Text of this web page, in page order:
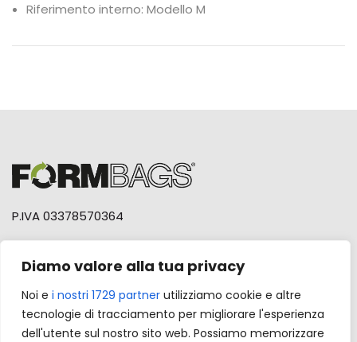
Diamo valore alla tua privacy
Noi e i nostri 1729 partner utilizziamo cookie e altre
tecnologie di tracciamento per migliorare l'esperienza
dell'utente sul nostro sito web. Possiamo memorizzare
Riferimento interno: Modello M
P.IVA 03378570364
FR Sales +33 0380259885
UK Sales +44 7947 766395